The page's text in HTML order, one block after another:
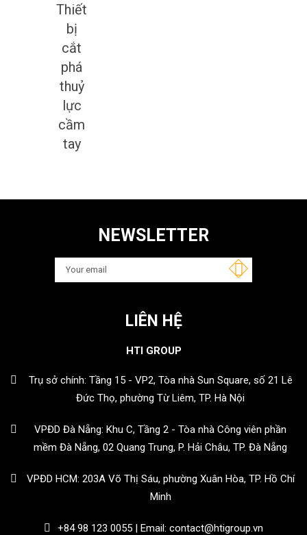
Thiết
bị
cắt
phá
thuỷ
lực
cầm
tay
NEWSLETTER
LIÊN HỆ
HTI GROUP
Trụ sở chính: Tầng 15 - VP2, Tòa nhà Sun Square, số 21 Lê
Đức Thọ, phường Từ Liêm, TP. Hà Nội
VPĐD Đà Nẵng: Khu C, Tầng 2 - Tòa nhà Công viên phần
mềm Đà Nẵng, 02 Quang Trung, P. Hải Châu, TP. Đà Nẵng
VPĐD HCM: 203A Võ Thị Sáu, phường Xuân Hòa, TP. Hồ Chí
Minh
+84 98 123 0055 | Email: contact@htigroup.vn